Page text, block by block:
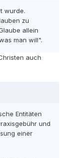
wurde.
zu
allein
man will".
auch
Entitäten
und
einer